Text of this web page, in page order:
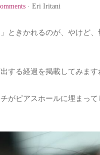
· Eri Iritani
ときかれるのが、やけど
する経過を掲載してみます
がピアスホールに埋まっ